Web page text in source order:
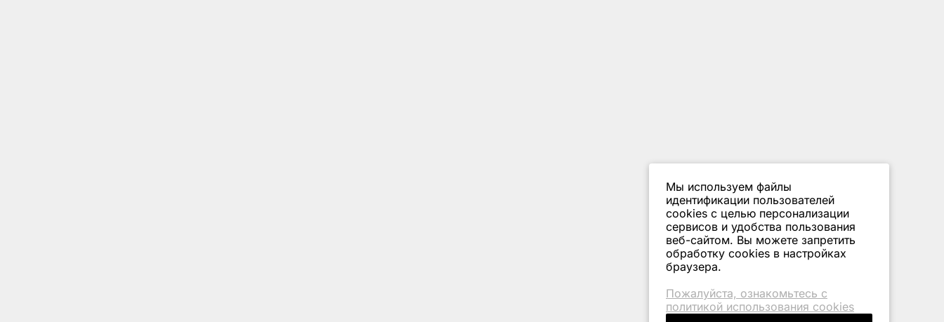
Мы используем файлы
идентификации пользователей
cookies с целью персонализации
сервисов и удобства пользования
веб-сайтом. Вы можете запретить
обработку сookies в настройках
браузера.
Пожалуйста, ознакомьтесь с
политикой использования cookies